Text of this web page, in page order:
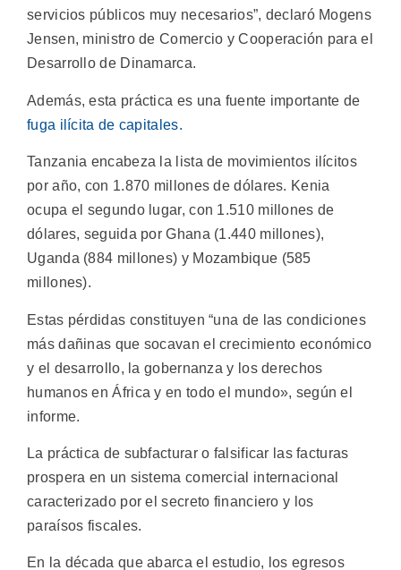
servicios públicos muy necesarios”, declaró Mogens
Jensen, ministro de Comercio y Cooperación para el
Desarrollo de Dinamarca.
Además, esta práctica es una fuente importante de
fuga ilícita de capitales.
Tanzania encabeza la lista de movimientos ilícitos
por año, con 1.870 millones de dólares. Kenia
ocupa el segundo lugar, con 1.510 millones de
dólares, seguida por Ghana (1.440 millones),
Uganda (884 millones) y Mozambique (585
millones).
Estas pérdidas constituyen “una de las condiciones
más dañinas que socavan el crecimiento económico
y el desarrollo, la gobernanza y los derechos
humanos en África y en todo el mundo», según el
informe.
La práctica de subfacturar o falsificar las facturas
prospera en un sistema comercial internacional
caracterizado por el secreto financiero y los
paraísos fiscales.
En la década que abarca el estudio, los egresos